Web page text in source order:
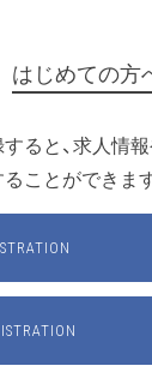
はじめての方
ると、求人情
ことができます